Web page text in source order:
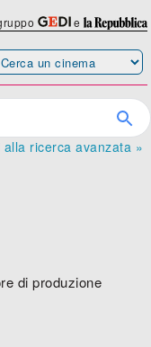
e
alla ricerca avanzata »
di produzione